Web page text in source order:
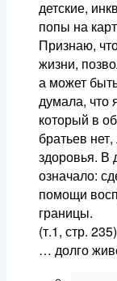
детские,
попы на
Признаю,
жизни,
а может
думала, что
который в
братьев
здоровья. В
означало:
помощи
границы.
(т.1, стр.
… долго